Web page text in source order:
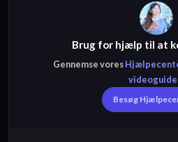
Brug for hjælp til at
Gennemse vores
Besøg